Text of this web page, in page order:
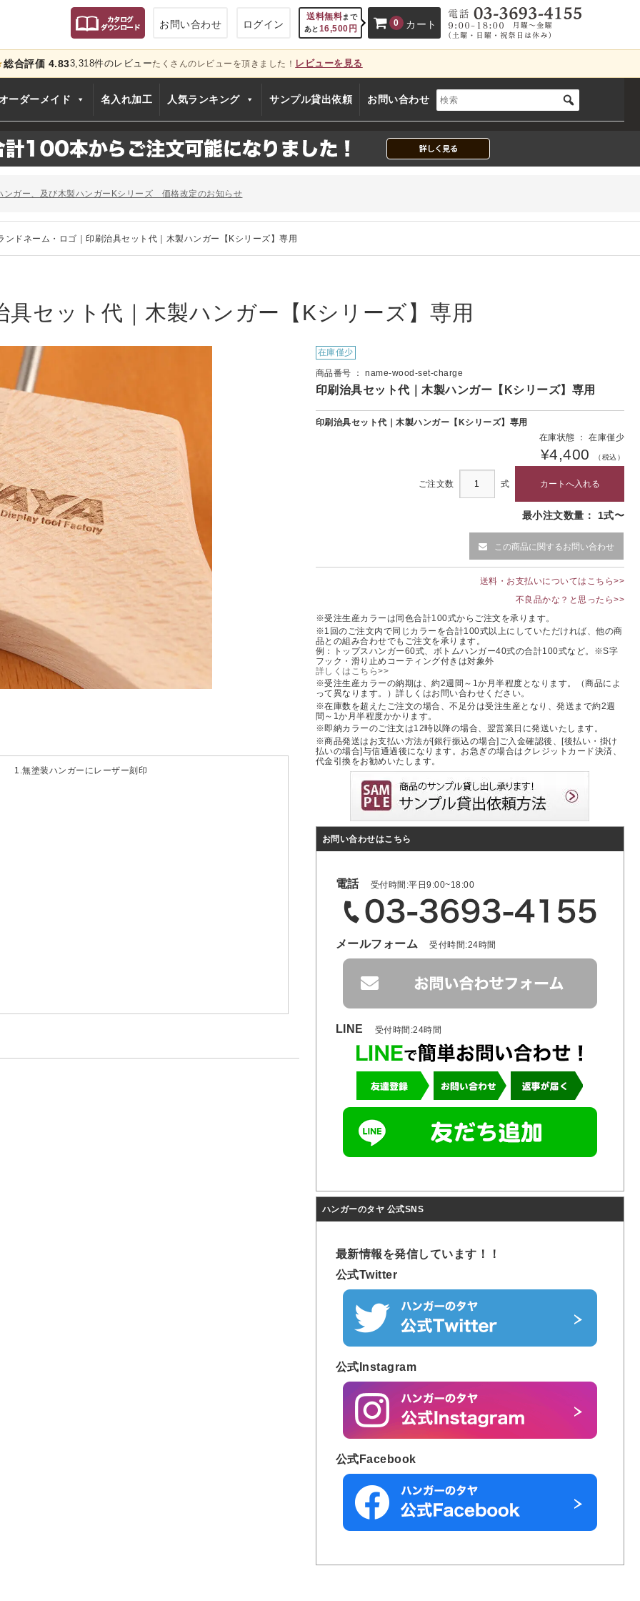
お問い合わせ ログイン
送料無料まで
あと16,500 円
0 カート
只今、カートに商品はございません。
総合評価 4.833,318件のレビューたくさんのレビューを頂きました！ レビューを見る
ーダーメイド 名入れ加工 人気ランキング サンプル貸出依頼 お問い合わせ
知らせ
、およびディスプレイスタンド価格改定のお知らせ
ーズ価格改定のお知らせ
ヤのハンガーを紹介していただきました
知らせ
ンドネーム・ロゴ｜印刷治具セット代｜木製ハンガー【Kシリーズ】専用
セット代｜木製ハンガー【Kシリーズ】専用
1.無塗装ハンガーにレーザー刻印
在庫僅少
商品番号 ： name-wood-set-charge
印刷治具セット代｜木製ハンガー【Kシリーズ】専用
印刷治具セット代｜木製ハンガー【Kシリーズ】専用
在庫状態 ： 在庫僅少
¥4,400 （税込）
ご注文数 式
最小注文数量： 1式〜
この商品に関するお問い合わせ
送料・お支払いについてはこちら>>
不良品かな？と思ったら>>
※受注生産カラーは同色合計100式からご注文を承ります。
※1回のご注文内で同じカラーを合計100式以上にしていただければ、他の商
品との組み合わせでもご注文を承ります。
例：トップスハンガー60式、ボトムハンガー40式の合計100式など。※S字
フック・滑り止めコーティング付きは対象外
詳しくはこちら>>
※受注生産カラーの納期は、約2週間～1か月半程度となります。（商品によ
って異なります。）詳しくはお問い合わせください。
※在庫数を超えたご注文の場合、不足分は受注生産となり、発送まで約2週
間～1か月半程度かかります。
※即納カラーのご注文は12時以降の場合、翌営業日に発送いたします。
※商品発送はお支払い方法が[銀行振込の場合]ご入金確認後、[後払い・掛け
払いの場合]与信通過後になります。お急ぎの場合はクレジットカード決済、
代金引換をお勧めいたします。
お問い合わせはこちら
電話 受付時間:平日9:00~18:00
メールフォーム 受付時間:24時間
LINE 受付時間:24時間
ハンガーのタヤ 公式SNS
最新情報を発信しています！！
公式Twitter
公式Instagram
公式Facebook